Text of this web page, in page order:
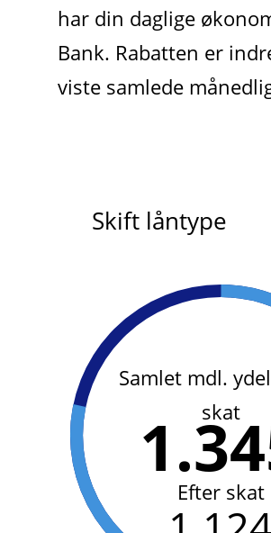
har din daglige
Bank. Rabatten er
viste samlede
Skift låntype
Samlet mdl.
skat
Efter skat